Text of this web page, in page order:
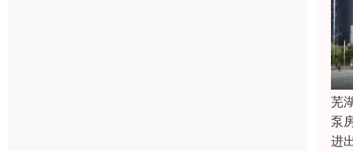
芜
泵
进